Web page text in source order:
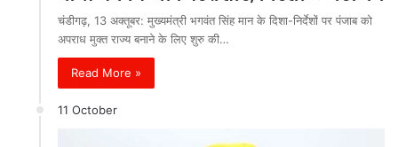
चंडीगढ़, 13 अक्तूबर: मुख्यमंत्री भगवंत सिंह मान के दिशा-निर्देशों पर पंजाब को
अपराध मुक्त राज्य बनाने के लिए शुरु की…
Read More »
11 October